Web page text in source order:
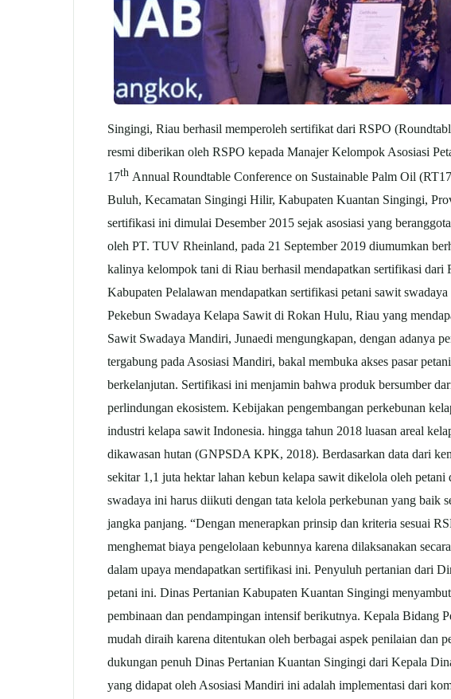
Singingi, Riau berhasil memperoleh sertifikat dari RSPO
resmi diberikan oleh RSPO kepada Manajer Kelompok Asosiasi
17th Annual Roundtable Conference on Sustainable Palm Oil
Buluh, Kecamatan Singingi Hilir, Kabupaten Kuantan Singingi,
sertifikasi ini dimulai Desember 2015 sejak asosiasi yang
oleh PT. TUV Rheinland, pada 21 September 2019 diumumkan
kalinya kelompok tani di Riau berhasil mendapatkan sertifikasi
Kabupaten Pelalawan mendapatkan sertifikasi petani sawit
Pekebun Swadaya Kelapa Sawit di Rokan Hulu, Riau yang
Sawit Swadaya Mandiri, Junaedi mengungkapan, dengan adanya
tergabung pada Asosiasi Mandiri, bakal membuka akses pasar
berkelanjutan. Sertifikasi ini menjamin bahwa produk bersumber
perlindungan ekosistem. Kebijakan pengembangan perkebunan
industri kelapa sawit Indonesia. hingga tahun 2018 luasan areal
dikawasan hutan (GNPSDA KPK, 2018). Berdasarkan data dari
sekitar 1,1 juta hektar lahan kebun kelapa sawit dikelola oleh
swadaya ini harus diikuti dengan tata kelola perkebunan yang baik
jangka panjang. “Dengan menerapkan prinsip dan kriteria sesuai
menghemat biaya pengelolaan kebunnya karena dilaksanakan
dalam upaya mendapatkan sertifikasi ini. Penyuluh pertanian dari
petani ini. Dinas Pertanian Kabupaten Kuantan Singingi
pembinaan dan pendampingan intensif berikutnya. Kepala Bidang
mudah diraih karena ditentukan oleh berbagai aspek penilaian dan
dukungan penuh Dinas Pertanian Kuantan Singingi dari Kepala
yang didapat oleh Asosiasi Mandiri ini adalah implementasi dari